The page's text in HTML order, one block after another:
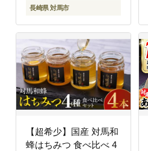
長崎県 対馬市
【超希少】国産 対馬和
蜂はちみつ 食べ比べ 4